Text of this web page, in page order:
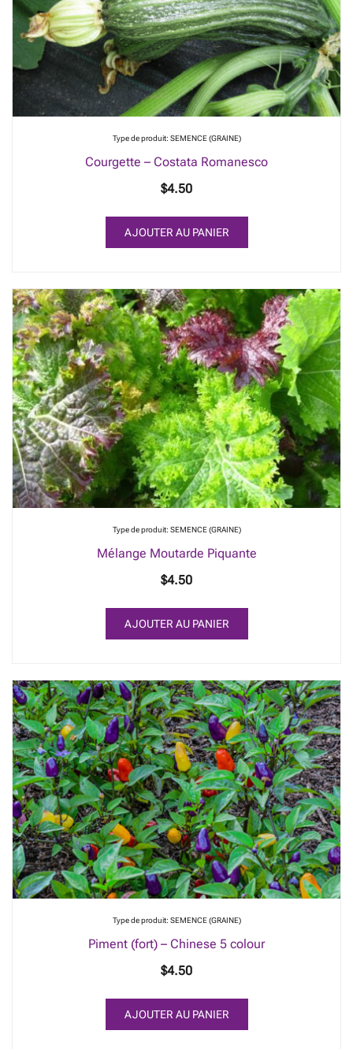
Type de produit: SEMENCE (GRAINE)
Courgette – Costata Romanesco
$4.50
AJOUTER AU PANIER
Type de produit: SEMENCE (GRAINE)
Mélange Moutarde Piquante
$4.50
AJOUTER AU PANIER
Type de produit: SEMENCE (GRAINE)
Piment (fort) – Chinese 5 colour
$4.50
AJOUTER AU PANIER